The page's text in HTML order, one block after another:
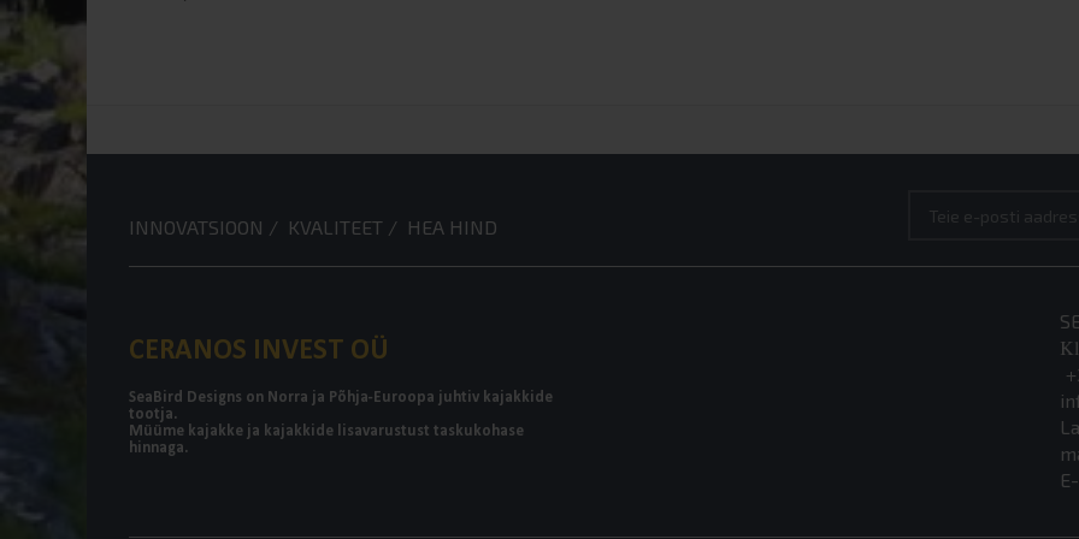
INNOVATSIOON / KVALITEET / HEA HIND
CERANOS INVEST OÜ
SeaBird Designs on Norra ja Põhja-Euroopa juhtiv kajakkide
tootja.
Müüme kajakke ja kajakkide lisavarustust taskukohase
hinnaga.